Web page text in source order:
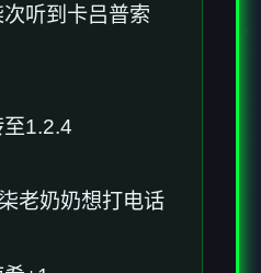
听到卡吕普索
1.2.4
老奶奶想打电话